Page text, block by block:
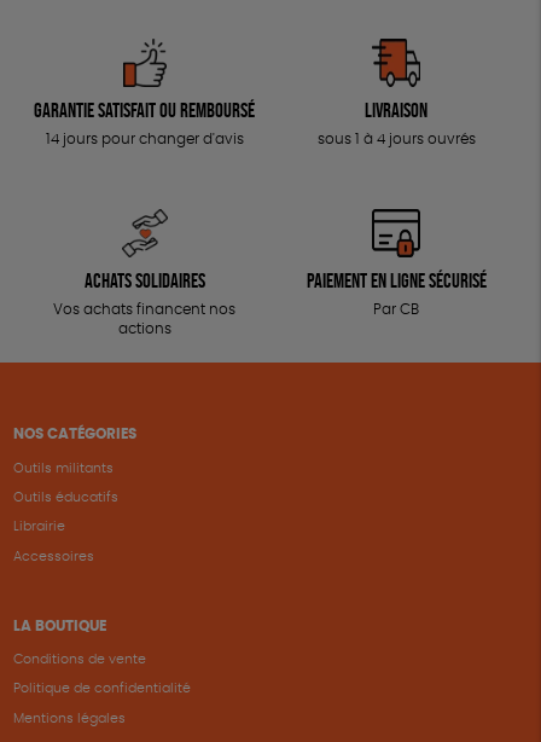
Garantie satisfait ou remboursé
14 jours pour changer d'avis
Livraison
sous 1 à 4 jours ouvrés
Achats solidaires
Vos achats financent nos
actions
Paiement en ligne sécurisé
Par CB
NOS CATÉGORIES
Outils militants
Outils éducatifs
Librairie
Accessoires
LA BOUTIQUE
Conditions de vente
Politique de confidentialité
Mentions légales